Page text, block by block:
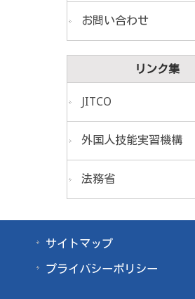
お問い合わせ
リンク集
JITCO
外国人技能実習機構
法務省
サイトマップ
プライバシーポリシー